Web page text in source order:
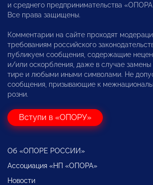
и среднего предпринимательства
Все права защищены.
Комментарии на сайте проходят
требованиям российского
публикуем сообщения, содержащие
и/или оскорбления, даже в случае замены
тире и любыми иными символами. Не
сообщения, призывающие к
розни.
Вступи в «ОПОРУ»
Об «ОПОРЕ РОССИИ»
Ассоциация «НП «ОПОРА»
Новости